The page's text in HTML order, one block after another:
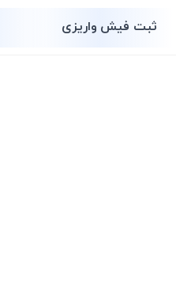
ثبت فیش واریزی